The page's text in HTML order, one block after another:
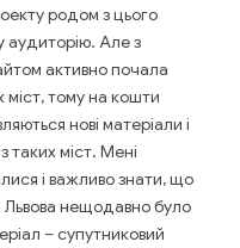
родом з цього
аудиторію. Але з
активно почала
міст, тому на кошти
нові матеріали і
таких міст. Мені
і важливо знати, що
Львова нещодавно було
– супутниковий